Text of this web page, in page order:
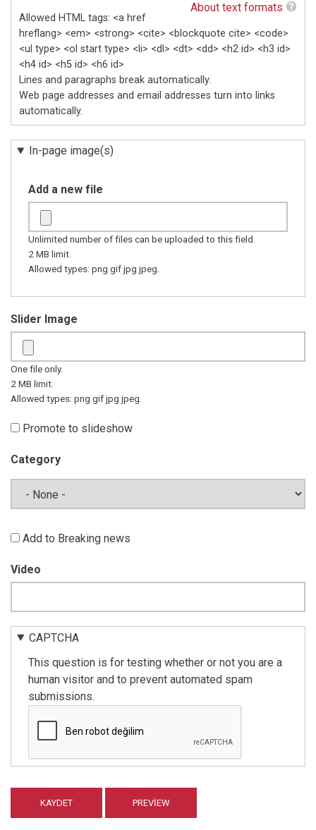
About text formats
Allowed HTML tags: <a href
hreflang> <em> <strong> <cite> <blockquote cite> <code>
<ul type> <ol start type> <li> <dl> <dt> <dd> <h2 id> <h3 id>
<h4 id> <h5 id> <h6 id>
Lines and paragraphs break automatically.
Web page addresses and email addresses turn into links
automatically.
In-page image(s)
Add a new file
Unlimited number of files can be uploaded to this field.
2 MB limit.
Allowed types: png gif jpg jpeg.
Slider Image
One file only.
2 MB limit.
Allowed types: png gif jpg jpeg.
Promote to slideshow
Category
Add to Breaking news
Video
CAPTCHA
This question is for testing whether or not you are a
human visitor and to prevent automated spam
submissions.
Vertical